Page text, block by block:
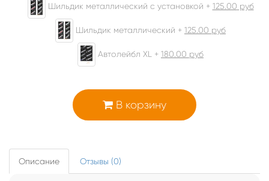
Шильдик металлический с установкой + 125.00 руб
Шильдик металлический + 125.00 руб
Автолейбл XL + 180.00 руб
В корзину
Описание Отзывы (0)